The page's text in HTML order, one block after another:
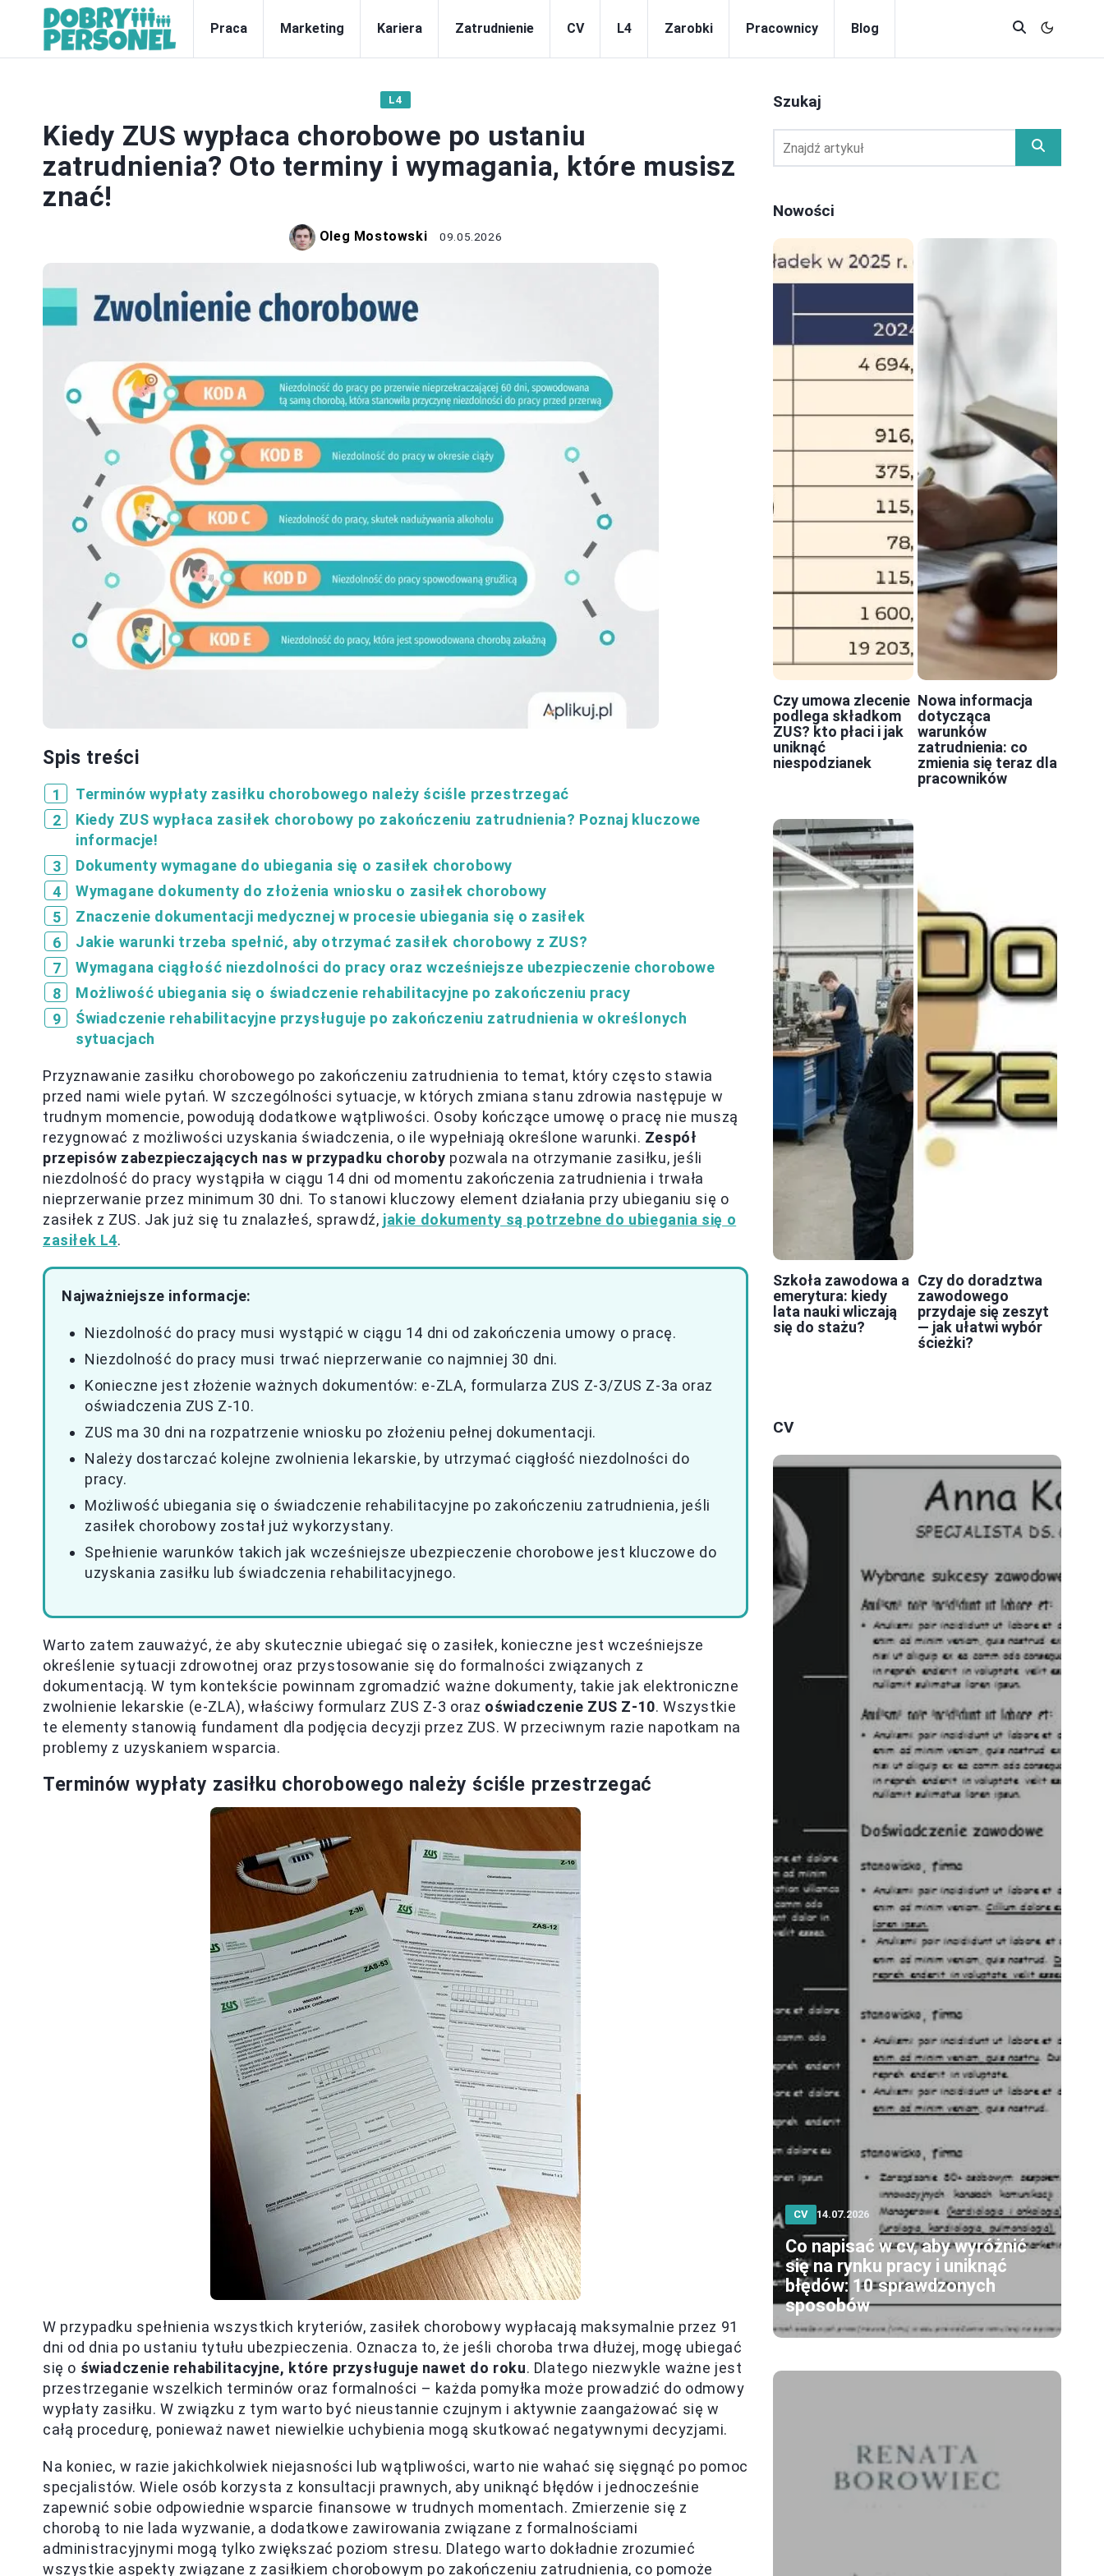
Praca Marketing Kariera Zatrudnienie CV L4 Zarobki Pracownicy Blog
L4
Kiedy ZUS wypłaca chorobowe po ustaniu
zatrudnienia? Oto terminy i wymagania, które musisz
znać!
Oleg Mostowski 09.05.2026
Spis treści
Terminów wypłaty zasiłku chorobowego należy ściśle przestrzegać
Kiedy ZUS wypłaca zasiłek chorobowy po zakończeniu zatrudnienia? Poznaj kluczowe
informacje!
Dokumenty wymagane do ubiegania się o zasiłek chorobowy
Wymagane dokumenty do złożenia wniosku o zasiłek chorobowy
Znaczenie dokumentacji medycznej w procesie ubiegania się o zasiłek
Jakie warunki trzeba spełnić, aby otrzymać zasiłek chorobowy z ZUS?
Wymagana ciągłość niezdolności do pracy oraz wcześniejsze ubezpieczenie chorobowe
Możliwość ubiegania się o świadczenie rehabilitacyjne po zakończeniu pracy
Świadczenie rehabilitacyjne przysługuje po zakończeniu zatrudnienia w określonych
sytuacjach
Przyznawanie zasiłku chorobowego po zakończeniu zatrudnienia to temat, który często stawia
przed nami wiele pytań. W szczególności sytuacje, w których zmiana stanu zdrowia następuje w
trudnym momencie, powodują dodatkowe wątpliwości. Osoby kończące umowę o pracę nie muszą
rezygnować z możliwości uzyskania świadczenia, o ile wypełniają określone warunki. Zespół
przepisów zabezpieczających nas w przypadku choroby pozwala na otrzymanie zasiłku, jeśli
niezdolność do pracy wystąpiła w ciągu 14 dni od momentu zakończenia zatrudnienia i trwała
nieprzerwanie przez minimum 30 dni. To stanowi kluczowy element działania przy ubieganiu się o
zasiłek z ZUS. Jak już się tu znalazłeś, sprawdź, jakie dokumenty są potrzebne do ubiegania się o
zasiłek L4.
Najważniejsze informacje:
Niezdolność do pracy musi wystąpić w ciągu 14 dni od zakończenia umowy o pracę.
Niezdolność do pracy musi trwać nieprzerwanie co najmniej 30 dni.
Konieczne jest złożenie ważnych dokumentów: e-ZLA, formularza ZUS Z-3/ZUS Z-3a oraz
oświadczenia ZUS Z-10.
ZUS ma 30 dni na rozpatrzenie wniosku po złożeniu pełnej dokumentacji.
Należy dostarczać kolejne zwolnienia lekarskie, by utrzymać ciągłość niezdolności do
pracy.
Możliwość ubiegania się o świadczenie rehabilitacyjne po zakończeniu zatrudnienia, jeśli
zasiłek chorobowy został już wykorzystany.
Spełnienie warunków takich jak wcześniejsze ubezpieczenie chorobowe jest kluczowe do
uzyskania zasiłku lub świadczenia rehabilitacyjnego.
Warto zatem zauważyć, że aby skutecznie ubiegać się o zasiłek, konieczne jest wcześniejsze
określenie sytuacji zdrowotnej oraz przystosowanie się do formalności związanych z
dokumentacją. W tym kontekście powinnam zgromadzić ważne dokumenty, takie jak elektroniczne
zwolnienie lekarskie (e-ZLA), właściwy formularz ZUS Z-3 oraz oświadczenie ZUS Z-10. Wszystkie
te elementy stanowią fundament dla podjęcia decyzji przez ZUS. W przeciwnym razie napotkam na
problemy z uzyskaniem wsparcia.
Terminów wypłaty zasiłku chorobowego należy ściśle przestrzegać
W przypadku spełnienia wszystkich kryteriów, zasiłek chorobowy wypłacają maksymalnie przez 91
dni od dnia po ustaniu tytułu ubezpieczenia. Oznacza to, że jeśli choroba trwa dłużej, mogę ubiegać
się o świadczenie rehabilitacyjne, które przysługuje nawet do roku. Dlatego niezwykle ważne jest
przestrzeganie wszelkich terminów oraz formalności – każda pomyłka może prowadzić do odmowy
wypłaty zasiłku. W związku z tym warto być nieustannie czujnym i aktywnie zaangażować się w
całą procedurę, ponieważ nawet niewielkie uchybienia mogą skutkować negatywnymi decyzjami.
Na koniec, w razie jakichkolwiek niejasności lub wątpliwości, warto nie wahać się sięgnąć po pomoc
specjalistów. Wiele osób korzysta z konsultacji prawnych, aby uniknąć błędów i jednocześnie
zapewnić sobie odpowiednie wsparcie finansowe w trudnych momentach. Zmierzenie się z
chorobą to nie lada wyzwanie, a dodatkowe zawirowania związane z formalnościami
administracyjnymi mogą tylko zwiększać poziom stresu. Dlatego warto dokładnie zrozumieć
wszystkie aspekty związane z zasiłkiem chorobowym po zakończeniu zatrudnienia, co pomoże
Szukaj
Nowości
Czy umowa zlecenie
podlega składkom
ZUS? kto płaci i jak
uniknąć
niespodzianek
Nowa informacja
dotycząca
warunków
zatrudnienia: co
zmienia się teraz dla
pracowników
Szkoła zawodowa a
emerytura: kiedy
lata nauki wliczają
się do stażu?
Czy do doradztwa
zawodowego
przydaje się zeszyt
— jak ułatwi wybór
ścieżki?
CV
CV 14.07.2026
Co napisać w cv, aby wyróżnić
się na rynku pracy i uniknąć
błędów: 10 sprawdzonych
sposobów